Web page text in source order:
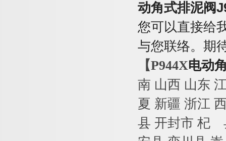
动角式排泥阀
您可以直接给
与您联络。期
【P944X电动
南 山西 山东
夏 新疆 浙江
县 开封市 杞